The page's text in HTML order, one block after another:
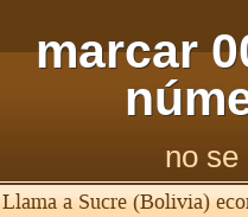
marcar
no
Llama a Sucre (Bolivia)